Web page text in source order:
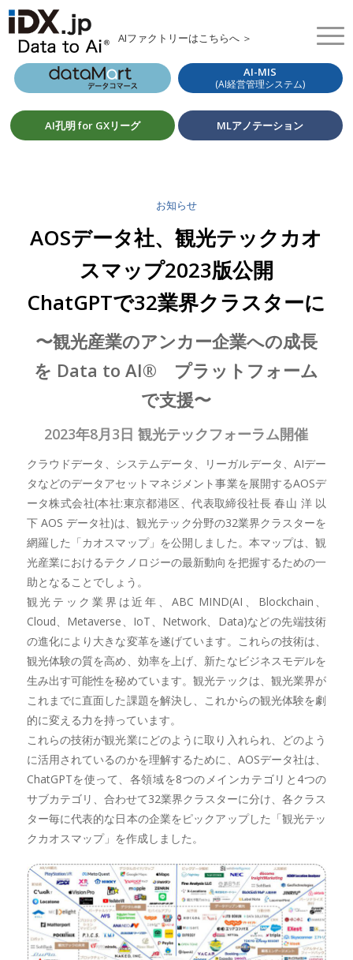
AIファクトリーはこちらへ ＞
AI-MIS
(AI経営管理システム)
AI孔明 for GXリーグ MLアノテーション
お知らせ
AOSデータ社、観光テックカオ
スマップ2023版公開
ChatGPTで32業界クラスターに
〜観光産業のアンカー企業への成長
を Data to AI® プラットフォーム
で支援〜
2023年8月3日 観光テックフォーラム開催
クラウドデータ、システムデータ、リーガルデータ、AIデー
タなどのデータアセットマネジメント事業を展開するAOSデ
ータ株式会社(本社:東京都港区、代表取締役社長 春山 洋 以
下 AOS データ社)は、観光テック分野の32業界クラスターを
網羅した「カオスマップ」を公開しました。本マップは、観
光産業におけるテクノロジーの最新動向を把握するための一
助となることでしょう。
観光テック業界は近年、ABC MIND(AI、Blockchain、
Cloud、Metaverse、IoT、Network、Data)などの先端技術
の進化により大きな変革を遂げています。これらの技術は、
観光体験の質を高め、効率を上げ、新たなビジネスモデルを
生み出す可能性を秘めています。観光テックは、観光業界が
これまでに直面した課題を解決し、これからの観光体験を劇
的に変える力を持っています。
これらの技術が観光業にどのように取り入れられ、どのよう
に活用されているのかを理解するために、AOSデータ社は、
ChatGPTを使って、各領域を8つのメインカテゴリと4つの
サブカテゴリ、合わせて32業界クラスターに分け、各クラス
ター毎に代表的な日本の企業をピックアップした「観光テッ
クカオスマップ」を作成しました。